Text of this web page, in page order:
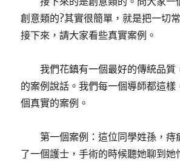
創意類的?其實很簡單，就是把一切
接下來，請大家看些真實案例。
我們花鎮有一個最好的傳統品質
的案例說話。我們每一個導師都這樣
個真實的案例。
第一個案例：這位同學姓孫，痔
了一個護士，手術的時候聽她聊到她